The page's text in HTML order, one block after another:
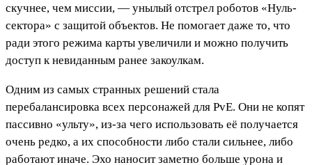
скучнее, чем миссии, — унылый отстрел роботов «Нуль-
сектора» с защитой объектов. Не помогает даже то, что
ради этого режима карты увеличили и можно получить
доступ к невиданным ранее закоулкам.
Одним из самых странных решений стала
перебалансировка всех персонажей для PvE. Они не копят
пассивно «ульту», из-за чего использовать её получается
очень редко, а их способности либо стали сильнее, либо
работают иначе. Эхо наносит заметно больше урона и